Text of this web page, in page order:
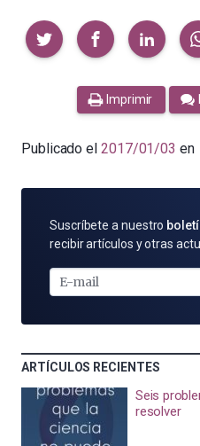
Compartir
Imprimir
Publicado el 2017/01/03 en
SUSCRÍBETE
POR
MAIL
Suscríbete a nuestro
recibir artículos y otras
ARTÍCULOS RECIENTES
Seis
resolver